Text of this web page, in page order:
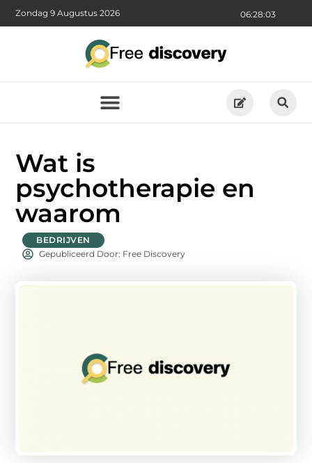
06:28:05
Zondag 9 Augustus 2026
Wat is
psychotherapie en
waarom
BEDRIJVEN
Gepubliceerd Door: Free Discovery